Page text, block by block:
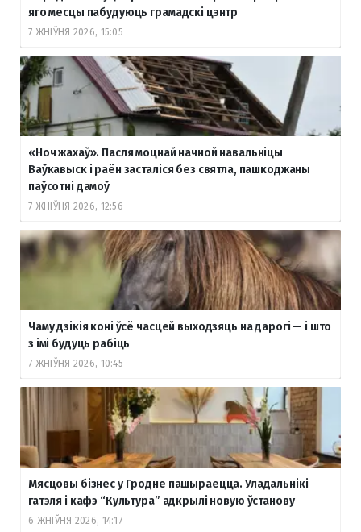
яго месцы пабудуюць грамадскі цэнтр
7 ЖНІЎНЯ 2026, 15:05
«Ноч жахаў». Пасля моцнай начной навальніцы
Ваўкавыск і раён засталіся без святла, пашкоджаны
паўсотні дамоў
7 ЖНІЎНЯ 2026, 12:56
Чаму дзікія коні ўсё часцей выходзяць на дарогі — і што
з імі будуць рабіць
7 ЖНІЎНЯ 2026, 10:45
Мясцовы бізнес у Гродне пашыраецца. Уладальнікі
гатэля і кафэ “Культура” адкрылі новую ўстанову
6 ЖНІЎНЯ 2026, 14:17